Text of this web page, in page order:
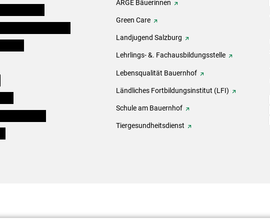
ARGE Bäuerinnen
Green Care
Landjugend Salzburg
Lehrlings- &. Fachausbildungsstelle
Lebensqualität Bauernhof
Ländliches Fortbildungsinstitut (LFI)
Schule am Bauernhof
Tiergesundheitsdienst